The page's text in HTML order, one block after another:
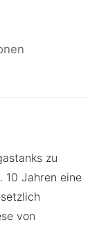
zu
10 Jahren eine
von